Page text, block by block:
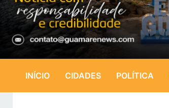
INÍCIO CIDADES POLÍTICA